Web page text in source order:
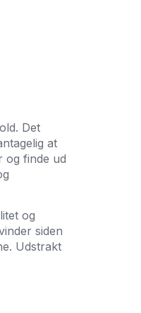
Det
at
og finde ud
og
siden
Udstrakt